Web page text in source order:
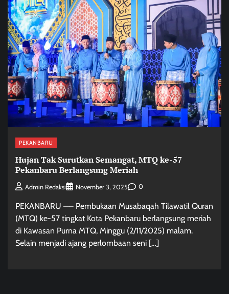
PEKANBARU
Hujan Tak Surutkan Semangat, MTQ ke-57
Pekanbaru Berlangsung Meriah
Admin Redaksi November 3, 2025 0
PEKANBARU —– Pembukaan Musabaqah Tilawatil Quran
(MTQ) ke-57 tingkat Kota Pekanbaru berlangsung meriah
di Kawasan Purna MTQ, Minggu (2/11/2025) malam.
Selain menjadi ajang perlombaan seni […]